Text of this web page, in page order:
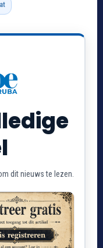
dit nieuws te lezen.